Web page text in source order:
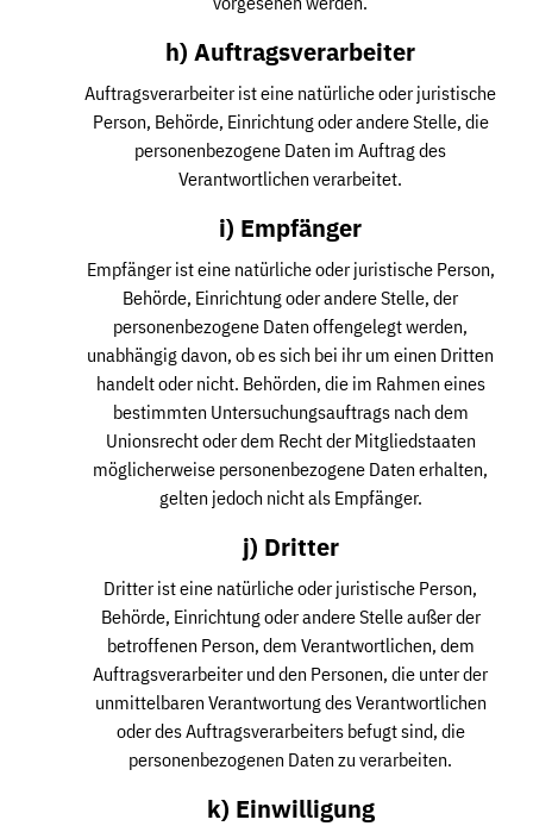
h) Auftragsverarbeiter
Auftragsverarbeiter ist eine natürliche oder juristische
Person, Behörde, Einrichtung oder andere Stelle, die
personenbezogene Daten im Auftrag des
Verantwortlichen verarbeitet.
i) Empfänger
Empfänger ist eine natürliche oder juristische Person,
Behörde, Einrichtung oder andere Stelle, der
personenbezogene Daten offengelegt werden,
unabhängig davon, ob es sich bei ihr um einen Dritten
handelt oder nicht. Behörden, die im Rahmen eines
bestimmten Untersuchungsauftrags nach dem
Unionsrecht oder dem Recht der Mitgliedstaaten
möglicherweise personenbezogene Daten erhalten,
gelten jedoch nicht als Empfänger.
j) Dritter
Dritter ist eine natürliche oder juristische Person,
Behörde, Einrichtung oder andere Stelle außer der
betroffenen Person, dem Verantwortlichen, dem
Auftragsverarbeiter und den Personen, die unter der
unmittelbaren Verantwortung des Verantwortlichen
oder des Auftragsverarbeiters befugt sind, die
personenbezogenen Daten zu verarbeiten.
k) Einwilligung